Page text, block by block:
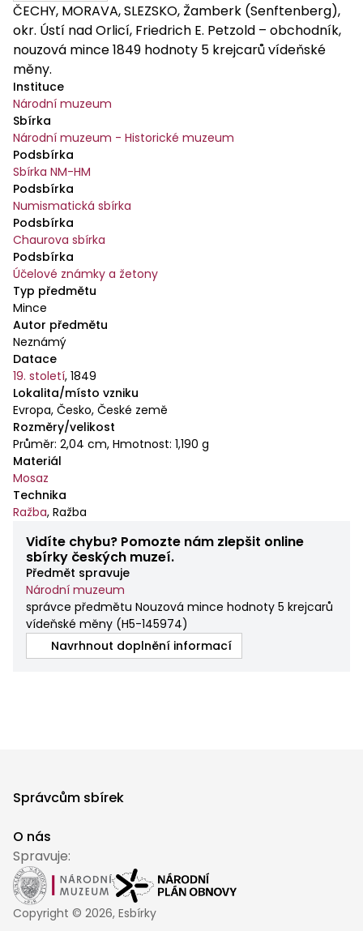
ČECHY, MORAVA, SLEZSKO, Žamberk (Senftenberg),
okr. Ústí nad Orlicí, Friedrich E. Petzold – obchodník,
nouzová mince 1849 hodnoty 5 krejcarů vídeňské
měny.
Instituce
Národní muzeum
Sbírka
Národní muzeum - Historické muzeum
Podsbírka
Sbírka NM-HM
Podsbírka
Numismatická sbírka
Podsbírka
Chaurova sbírka
Podsbírka
Účelové známky a žetony
Typ předmětu
Mince
Autor předmětu
Neznámý
Datace
19. století, 1849
Lokalita/místo vzniku
Evropa, Česko, České země
Rozměry/velikost
Průměr: 2,04 cm, Hmotnost: 1,190 g
Materiál
Mosaz
Technika
Ražba, Ražba
Vidíte chybu? Pomozte nám zlepšit online
sbírky českých muzeí.
Předmět spravuje
Národní muzeum
správce předmětu Nouzová mince hodnoty 5 krejcarů
vídeňské měny (H5-145974)
Navrhnout doplnění informací
Správcům sbírek
O nás
Spravuje:
Copyright © 2026, Esbírky